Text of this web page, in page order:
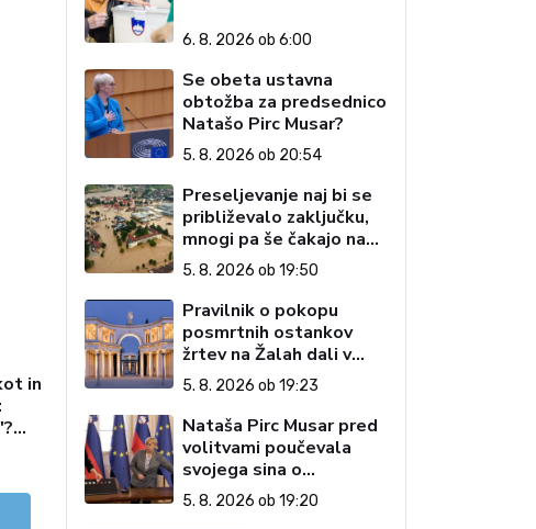
in
6. 8. 2026 ob 6:00
Se obeta ustavna
obtožba za predsednico
Natašo Pirc Musar?
5. 8. 2026 ob 20:54
Preseljevanje naj bi se
približevalo zaključku,
mnogi pa še čakajo na
domove
5. 8. 2026 ob 19:50
Pravilnik o pokopu
posmrtnih ostankov
žrtev na Žalah dali v
javno razpravo
5. 8. 2026 ob 19:23
Nataša Pirc Musar pred
volitvami poučevala
svojega sina o
pripenjanju na zadnjem
sedežu
5. 8. 2026 ob 19:20